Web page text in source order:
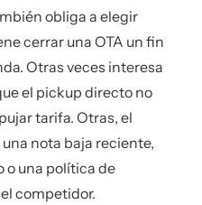
obliga a elegir
cerrar una OTA un fin
Otras veces interesa
el pickup directo no
tarifa. Otras, el
nota baja reciente,
o una política de
competidor.